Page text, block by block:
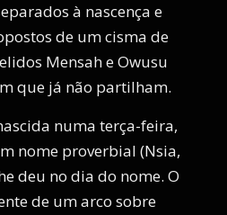
à nascença e
de um cisma de
Mensah e Owusu
que já não partilham.
numa terça-feira,
nome proverbial (Nsia,
deu no dia do nome. O
de um arco sobre